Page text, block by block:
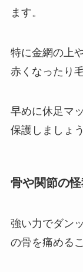
ます。
特に金網の上
赤くなったり
早めに休足マ
保護しましょう
骨や関節の
強い力でダン
の骨を痛める